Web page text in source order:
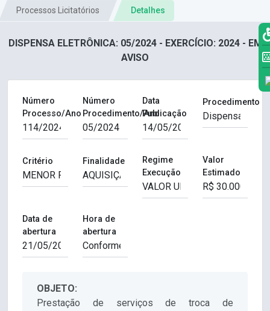
Processos Licitatórios Detalhes
DISPENSA ELETRÔNICA: 05/2024 - EXERCÍCIO: 2024 - EM
AVISO
Número
Processo/Ano
Número
Procedimento/Ano
Data
Publicação
Procedimento
Critério Finalidade
Regime
Execução
Valor
Estimado
Data de
abertura
Hora de
abertura
OBJETO:
Prestação de serviços de troca de